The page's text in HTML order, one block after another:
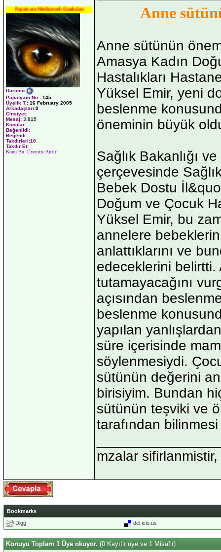
Papatyam Medineweb Emekdarı
Durumu:
Papatyam No : 145
Üyelik T.: 16 February 2005
Arkadaşları:0
Cinsiyet:
Mesaj: 3.815
Konular:
Beğenildi:
Beğendi:
Takdirleri:10
Takdir Et:
Konu Bu Üyemize Aittir!
Anne
Anne sütünün
Amasya Kadın
Hastalıkları
Yüksel Emir, yeni
beslenme
öneminin büyük
Sağlık Bakanlığı
çerçevesinde
Bebek Dostu
Doğum ve Çocuk
Yüksel Emir, bu
annelere
anlattıklarını ve
edeceklerini
tutamayacağını
açısından
beslenme
yapılan
süre içerisinde
söylenmesiydi.
sütünün değerini
birisiyim. Bundan
sütünün teşviki ve
tarafından
mzalar
Bookmarks
Digg
del.icio.us
Konuyu Toplam 1 Üye okuyor. (0 Kayıtlı üye ve 1 Misafir)